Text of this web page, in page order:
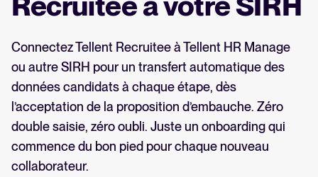
Découvrez pourquoi plus de 7 000 entreprises ont choisi
Attirer & Sourcer
Site carrière & Multi-diffusion
Sourcing candidats
Cooptation
Ressources
À propos
Qui nous sommes, ce que nous faisons et pourquoi.
FR
EN
Se connecter à Tellent Recruitee
Connectez Tellent Recruitee à Tellent HR Manage
ou autre SIRH pour un transfert automatique des
données candidats à chaque étape, dès
l’acceptation de la proposition d’embauche. Zéro
double saisie, zéro oubli. Juste un onboarding qui
commence du bon pied pour chaque nouveau
collaborateur.